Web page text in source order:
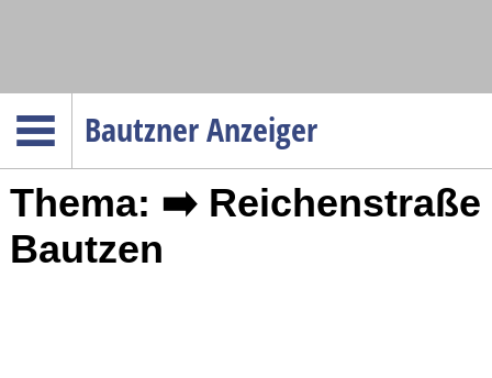
Bautzner Anzeiger
Menüpunkte
Startseite
Gesellschaft
Thema: ➡️ Reichenstraße
Bautzen